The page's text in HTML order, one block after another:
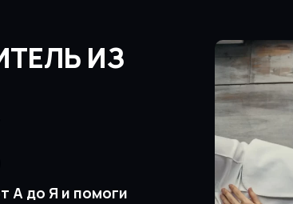
ИЗ
А до Я и помоги